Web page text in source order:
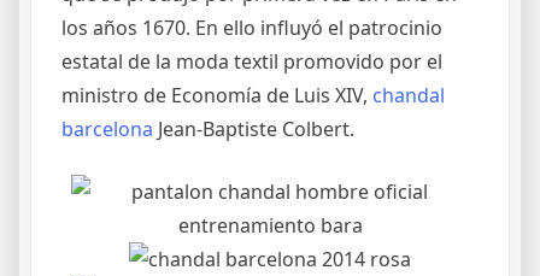
los años 1670. En ello influyó el patrocinio
estatal de la moda textil promovido por el
ministro de Economía de Luis XIV, chandal
barcelona Jean-Baptiste Colbert.